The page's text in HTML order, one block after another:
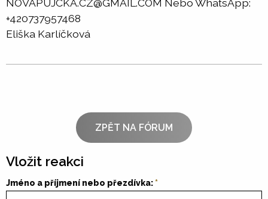
NOVAPUJCKA.CZ@GMAIL.COM Nebo WhatsApp:
+420737957468
Eliška Karlíčková
ZPĚT NA FÓRUM
Vložit reakci
Jméno a příjmení nebo přezdívka: